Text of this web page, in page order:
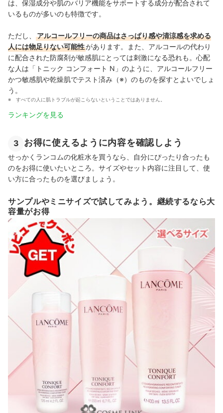
は、保湿成分や肌のバリア機能をサポートする成分が配合されて
いるものが多いのも特徴です。
ただし、
アルコールフリーの商品はさっぱり感や清涼感を求める
人には物足りない可能性があります。また、アルコールの代わり
に配合された防腐剤が敏感肌にとっては刺激になる恐れも。心配
な人は「トニック コンフォート N」のように、アルコールフリー
かつ敏感肌や乾燥肌でテスト済み（※）のものを探すとよいでしょ
う。
すべての人に肌トラブルが起こらないということではありません。
ランキングを見る
3 お得に使えるように内容を確認しよう
せっかくランコムの化粧水を買うなら、自分にぴったり合ったも
のをお得に使いたいところ。サイズやセット内容に注目して、使
い方に合ったものを選びましょう。
サンプルやミニサイズで試してみよう。継続するなら大
容量がお得